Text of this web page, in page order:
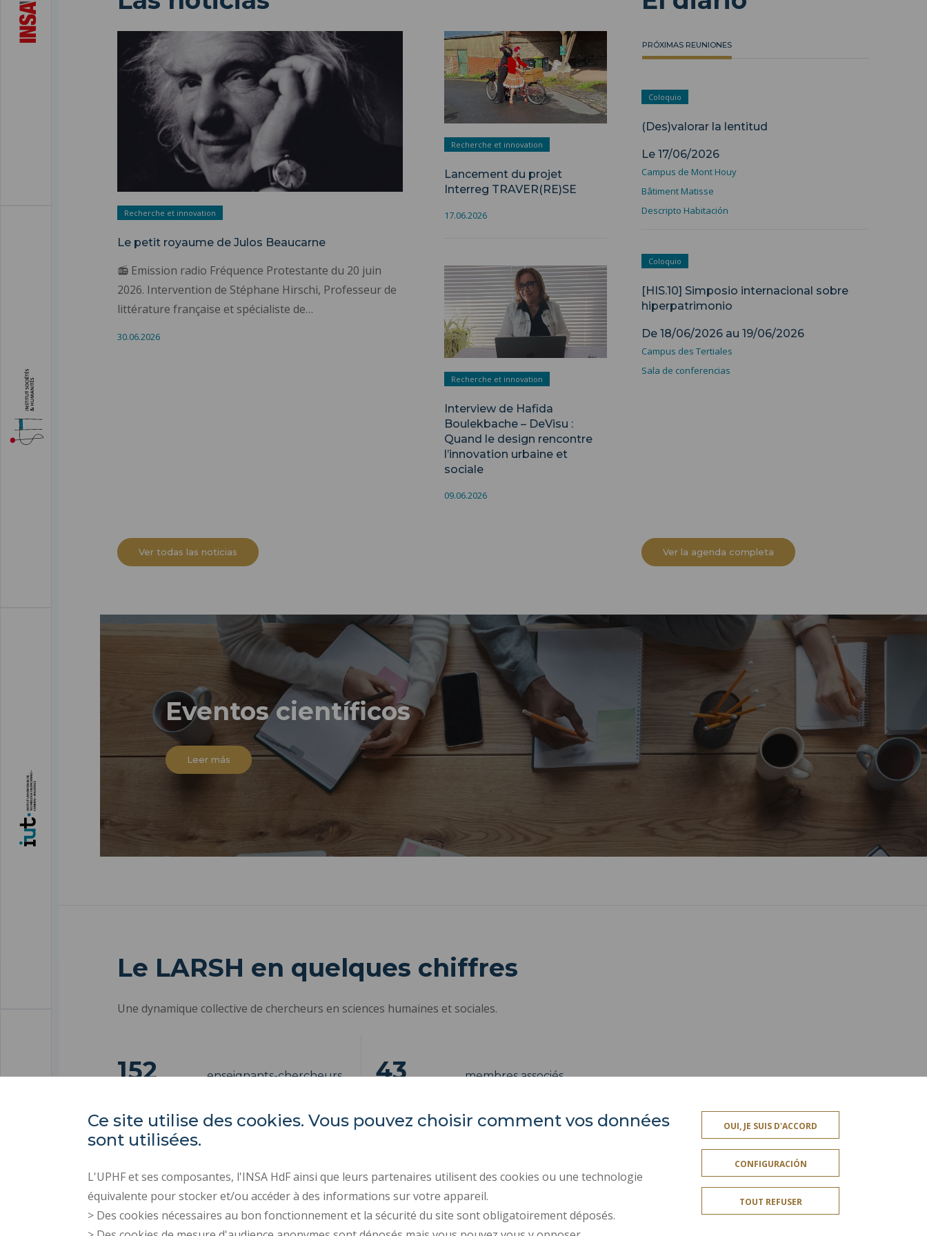
Recherche et innovation
Le petit royaume de Julos Beaucarne
📻 Emission radio Fréquence Protestante du 20 juin
2026. Intervention de Stéphane Hirschi, Professeur de
littérature française et spécialiste de…
30.06.2026
Recherche et innovation
Lancement du projet
Interreg TRAVER(RE)SE
17.06.2026
Recherche et innovation
Interview de Hafida
Boulekbache – DeVisu :
Quand le design rencontre
l’innovation urbaine et
sociale
09.06.2026
Ver todas las noticias
PRÓXIMAS REUNIONES
Coloquio
(Des)valorar la lentitud
Le 17/06/2026
Campus de Mont Houy
Bâtiment Matisse
Descripto Habitación
Coloquio
[HIS.10] Simposio internacional sobre
hiperpatrimonio
De 18/06/2026au 19/06/2026
Campus des Tertiales
Sala de conferencias
Ver la agenda completa
Eventos científicos
Leer más
Le LARSH en quelques chiffres
Une dynamique collective de chercheurs en sciences humaines et sociales.
152 enseignants-chercheurs 43 membres associés
100 3
Ce site utilise des cookies. Vous pouvez choisir comment vos données
sont utilisées.
L'UPHF et ses composantes, l'INSA HdF ainsi que leurs partenaires utilisent des cookies ou une technologie
équivalente pour stocker et/ou accéder à des informations sur votre appareil.
> Des cookies nécessaires au bon fonctionnement et la sécurité du site sont obligatoirement déposés.
OUI, JE SUIS D'ACCORD
CONFIGURACIÓN
TOUT REFUSER